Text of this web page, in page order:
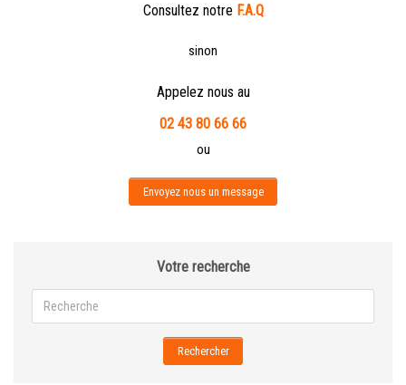
Consultez notre F.A.Q
sinon
Appelez nous au
02 43 80 66 66
ou
Envoyez nous un message
Votre recherche
Rechercher